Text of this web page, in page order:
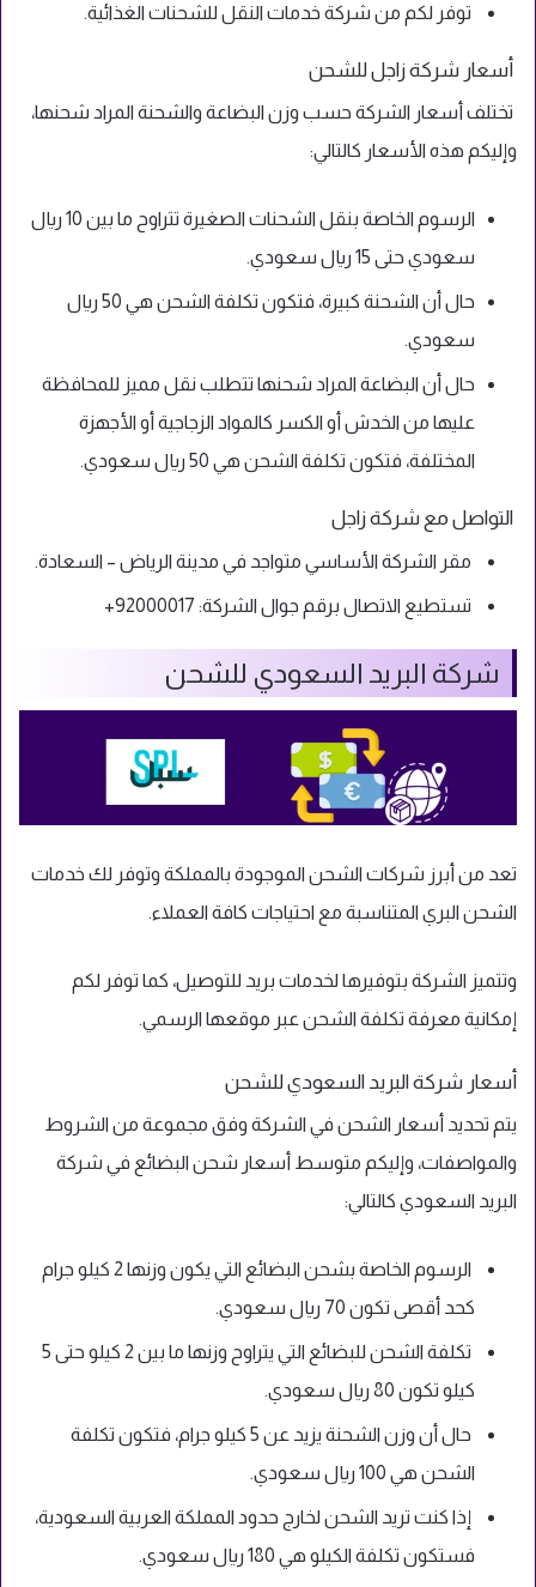
توفر لكم من شركة خدمات النقل للشحنات الغذائية.
أسعار شركة زاجل للشحن
تختلف أسعار الشركة حسب وزن البضاعة والشحنة المراد شحنها،
وإليكم هذه الأسعار كالتالي:
الرسوم الخاصة بنقل الشحنات الصغيرة تتراوح ما بين 10 ريال
سعودي حتى 15 ريال سعودي.
حال أن الشحنة كبيرة، فتكون تكلفة الشحن هي 50 ريال
سعودي.
حال أن البضاعة المراد شحنها تتطلب نقل مميز للمحافظة
عليها من الخدش أو الكسر كالمواد الزجاجية أو الأجهزة
المختلفة، فتكون تكلفة الشحن هي 50 ريال سعودي.
التواصل مع شركة زاجل
مقر الشركة الأساسي متواجد في مدينة الرياض – السعادة.
تستطيع الاتصال برقم جوال الشركة: 92000017+
شركة البريد السعودي للشحن
تعد من أبرز شركات الشحن الموجودة بالمملكة وتوفر لك خدمات
الشحن البري المتناسبة مع احتياجات كافة العملاء.
وتتميز الشركة بتوفيرها لخدمات بريد للتوصيل، كما توفر لكم
إمكانية معرفة تكلفة الشحن عبر موقعها الرسمي.
أسعار شركة البريد السعودي للشحن
يتم تحديد أسعار الشحن في الشركة وفق مجموعة من الشروط
والمواصفات، وإليكم متوسط أسعار شحن البضائع في شركة
البريد السعودي كالتالي:
الرسوم الخاصة بشحن البضائع التي يكون وزنها 2 كيلو جرام
كحد أقصى تكون 70 ريال سعودي.
تكلفة الشحن للبضائع التي يتراوح وزنها ما بين 2 كيلو حتى 5
كيلو تكون 80 ريال سعودي.
حال أن وزن الشحنة يزيد عن 5 كيلو جرام، فتكون تكلفة
الشحن هي 100 ريال سعودي.
إذا كنت تريد الشحن لخارج حدود المملكة العربية السعودية،
فستكون تكلفة الكيلو هي 180 ريال سعودي.